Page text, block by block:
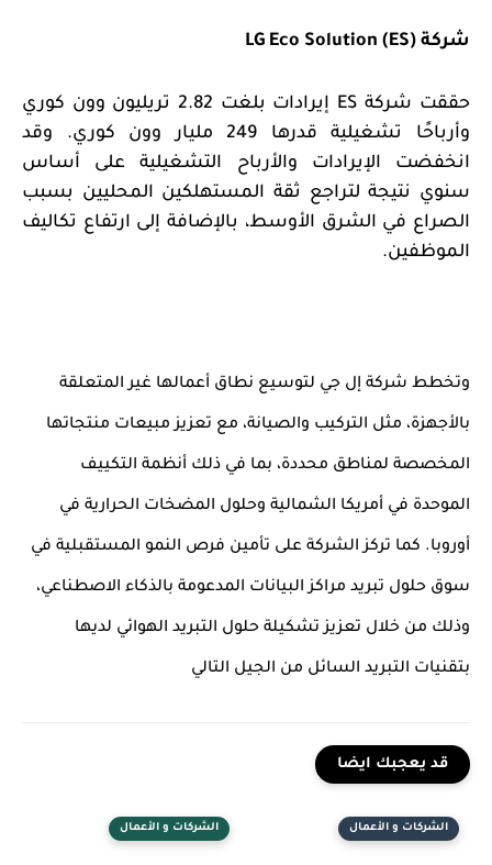
شركة LG Eco Solution (ES)
حققت شركة ES
إيرادات بلغت 2.82 تريليون وون كوري
وأرباحًا تشغيلية قدرها 249 مليار وون كوري. وقد
انخفضت الإيرادات والأرباح التشغيلية على أساس
سنوي نتيجة لتراجع ثقة المستهلكين المحليين بسبب
الصراع في الشرق الأوسط، بالإضافة إلى ارتفاع تكاليف
الموظفين.
وتخطط شركة إل جي لتوسيع نطاق أعمالها غير المتعلقة
بالأجهزة، مثل التركيب والصيانة، مع تعزيز مبيعات منتجاتها
المخصصة لمناطق محددة، بما في ذلك أنظمة التكييف
الموحدة في أمريكا الشمالية وحلول المضخات الحرارية في
أوروبا. كما تركز الشركة على تأمين فرص النمو المستقبلية في
سوق حلول تبريد مراكز البيانات المدعومة بالذكاء الاصطناعي،
وذلك من خلال تعزيز تشكيلة حلول التبريد الهوائي لديها
بتقنيات التبريد السائل من الجيل التالي
قد يعجبك ايضا
الشركات و الأعمال الشركات و الأعمال